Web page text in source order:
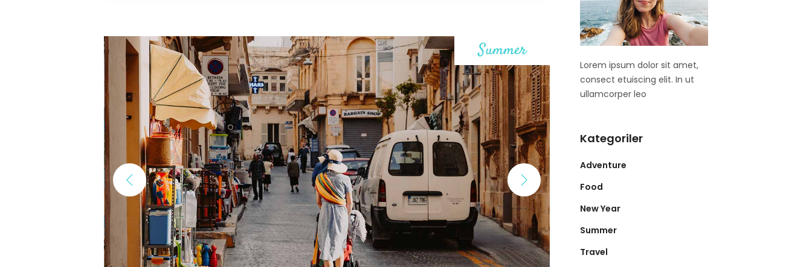
Summer
Lorem ipsum dolor sit amet,
consect etuiscing elit. In ut
ullamcorper leo
Kategoriler
Adventure
Food
New Year
Summer
Travel